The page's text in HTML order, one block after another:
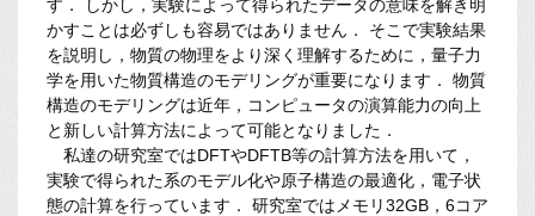
す． しかし，実験によって得られたデータの意味を解き明
かすことは必ずしも容易ではありません． そこで実験結果
を説明し，物質の物理をより深く理解するために，量子力
学を用いた物質構造のモデリングが重要になります． 物質
構造のモデリングは近年，コンピュータの演算能力の向上
と新しい計算方法によって可能となりました．
私達の研究室ではDFTやDFTB等の計算方法を用いて，
実験で得られた系のモデル化や原子構造の最適化，電子状
態の計算を行っています． 研究室ではメモリ32GB，6コア